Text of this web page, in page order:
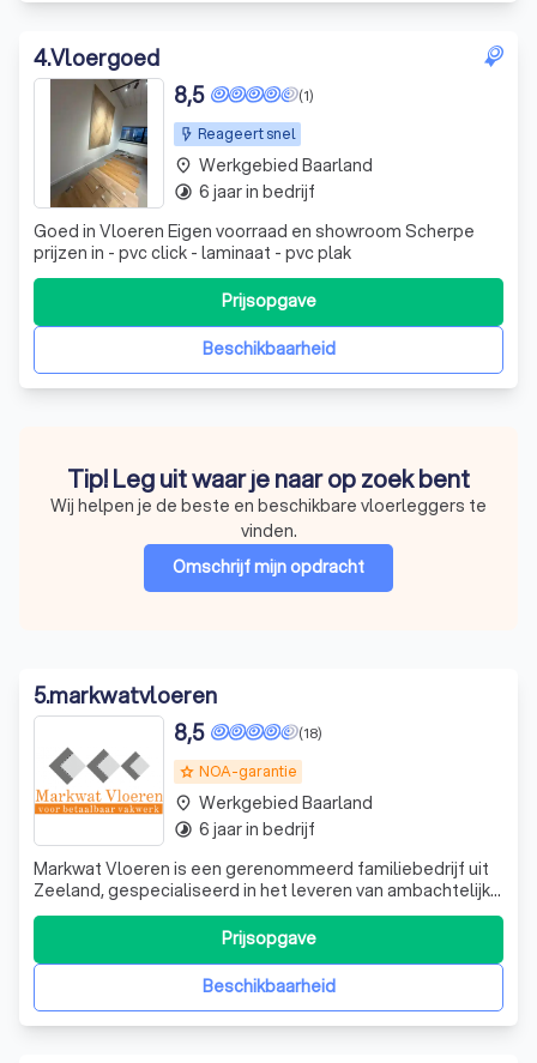
4.Vloergoed
Reageert snel
(1)
8,5
Goed in Vloeren Eigen voorraad en showroom Scherpe
prijzen in - pvc click - laminaat - pvc plak
Beschikbaarheid
Prijsopgave
place Werkgebied Baarland
timelapse 6 jaar in bedrijf
Tip! Leg uit waar je naar op zoek bent
Wij helpen je de beste en beschikbare vloerleggers te
vinden.
Omschrijf mijn opdracht
5.markwatvloeren
grade NOA-garantie
(18)
8,5
Markwat Vloeren is een gerenommeerd familiebedrijf uit
Zeeland, gespecialiseerd in het leveren van ambachtelijke
vloeren. Met meer dan een decennium aan ervaring,
hebben we ons onderscheiden door onze nauwkeurigheid,
precisie en oog voor detail. We begrijpen dat de vloer het
middelpunt van elke ruimBeschikbaarheid
Prijsopgave
place Werkgebied Baarland
timelapse 6 jaar in bedrijf